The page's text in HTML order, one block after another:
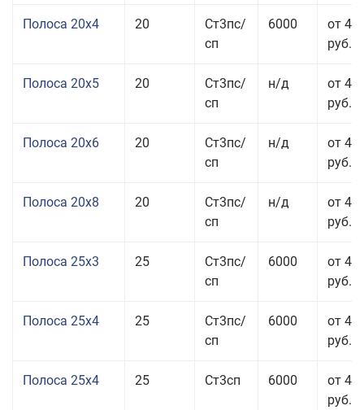
Полоса 20x4 20
Ст3пс/
сп
6000
от 44
руб.
Полоса 20x5 20
Ст3пс/
сп
н/д
от 42
руб.
Полоса 20x6 20
Ст3пс/
сп
н/д
от 46
руб.
Полоса 20x8 20
Ст3пс/
сп
н/д
от 45
руб.
Полоса 25x3 25
Ст3пс/
сп
6000
от 46
руб.
Полоса 25x4 25
Ст3пс/
сп
6000
от 43
руб.
Полоса 25x4 25 Ст3сп 6000
от 43
руб.